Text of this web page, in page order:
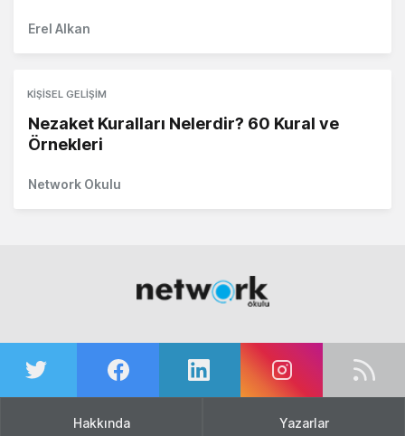
Erel Alkan
KIŞISEL GELIŞIM
Nezaket Kuralları Nelerdir? 60 Kural ve
Örnekleri
Network Okulu
Hakkında Yazarlar